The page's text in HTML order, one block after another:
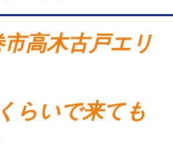
高木古戸エリ
らいで来ても